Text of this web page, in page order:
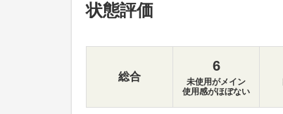
状態評価
総合
6
未使用がメイン
使用感がほぼない